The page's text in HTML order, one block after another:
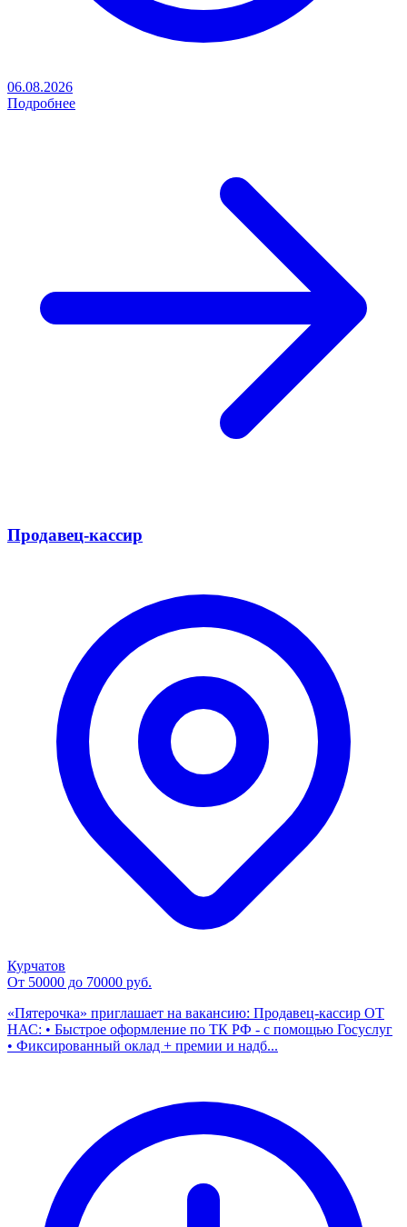
06.08.2026
Подробнее
Продавец-кассир
Курчатов
От 50000 до 70000 руб.
«Пятерочка» приглашает на вакансию: Продавец-кассир ОТ
НАС: • Быстрое оформление по ТК РФ - с помощью Госуслуг
• Фиксированный оклад + премии и надб...